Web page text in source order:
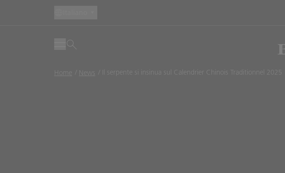
Briciole
Home News Il serpente si insinua sul Calendrier Chinois Traditionnel 2025